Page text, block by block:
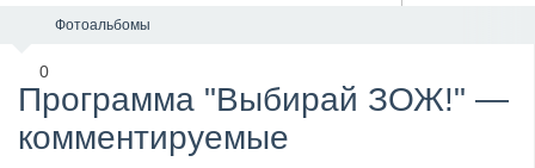
Фотоальбомы
0
Программа "Выбирай ЗОЖ!" —
комментируемые